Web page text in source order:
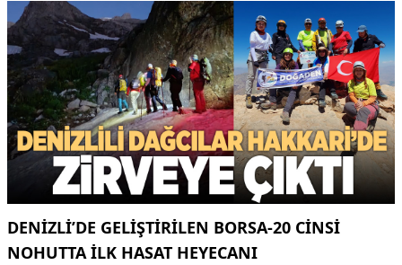
DENIZLI’DE GELIŞTIRILEN BORSA-20 CINSI
NOHUTTA ILK HASAT HEYECANI